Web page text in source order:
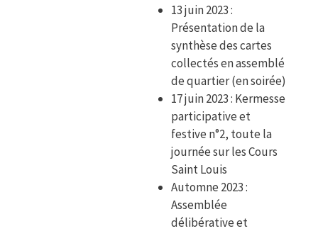
13 juin 2023 :
Présentation de la
synthèse des cartes
collectés en assemblé
de quartier (en soirée)
17 juin 2023 : Kermesse
participative et
festive n°2, toute la
journée sur les Cours
Saint Louis
Automne 2023 :
Assemblée
délibérative et